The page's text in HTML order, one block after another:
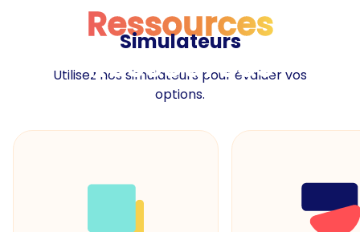
Ressources
Ressources
Simulateurs
Utilisez nos simulateurs pour évaluer vos
options.